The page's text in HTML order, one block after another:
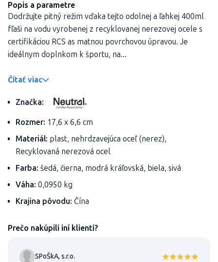
Popis a parametre
Dodržujte pitný režim vďaka tejto odolnej a ľahkej 400ml
fľaši na vodu vyrobenej z recyklovanej nerezovej ocele s
certifikáciou RCS as matnou povrchovou úpravou. Je
ideálnym doplnkom k športu, na...
Čítať viac
Značka:
Rozmer: 17,6 x 6,6 cm
Materiál: plast, nehrdzavejúca oceľ (nerez),
Recyklovaná nerezová ocel
Farba: šedá, čierna, modrá kráľovská, biela, sivá
Váha: 0,0950 kg
Krajina pôvodu: Čína
Prečo nakúpili iní klienti?
SPoŠkA, s.r.o.